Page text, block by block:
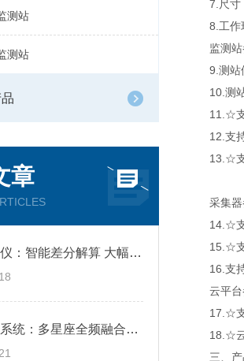
测站
测站
章
GNSS监测仪：智能差分解算 大幅提升监测精准度
GNSS监测系统：多星座全频融合，全天候稳定不间断监测
7.尺寸：
8.工作环
监测站
9.测站供
10.测站
11.☆支持
12.支持
13.☆支
采集器
14.☆支
15.☆支
16.支持
云平台
17.☆支
18.☆云平
三、产